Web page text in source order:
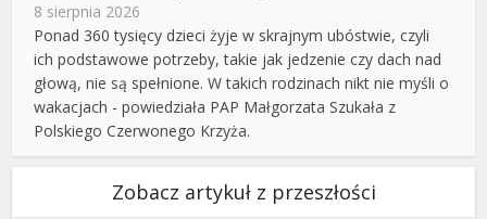
8 sierpnia 2026
Ponad 360 tysięcy dzieci żyje w skrajnym ubóstwie, czyli
ich podstawowe potrzeby, takie jak jedzenie czy dach nad
głową, nie są spełnione. W takich rodzinach nikt nie myśli o
wakacjach - powiedziała PAP Małgorzata Szukała z
Polskiego Czerwonego Krzyża.
Zobacz artykuł z przeszłości